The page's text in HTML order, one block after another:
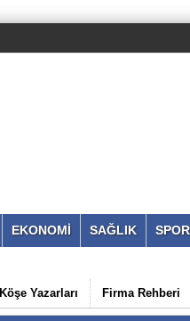
EKONOMİ SAĞLIK SPOR
Köşe Yazarları Firma Rehberi